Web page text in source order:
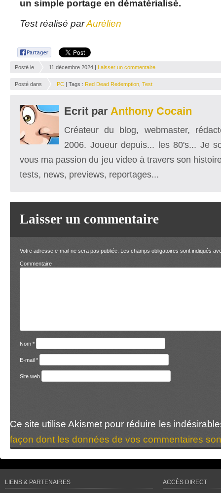
un simple portage en dématérialisé.
Test réalisé parAurélien
Posté le 11 décembre 2024 | Laisser un commentaire
Posté dans PC | Tags : Red Dead Redemption Test
Ecrit par Anthony Cocain
Créateur du blog, webmaster,
2006. Joueur depuis... les 80's... Je
vous ma passion du jeu video à travers son
tests, news, previews, reportages...
Laisser un commentaire
Votre adresse e-mail ne sera pas publiée. Les champs obligatoires sont indiqués
Nom *
E-mail *
Site web
Ce site utilise Akismet pour réduire les
façon dont les données de vos commentaires
LIENS & PARTENAIRES ACCÈS DIRECT